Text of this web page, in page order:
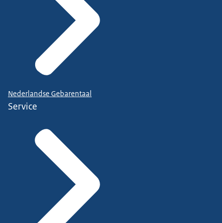
Nederlandse Gebarentaal
Service